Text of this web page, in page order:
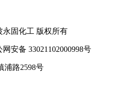
永固化工 版权所有
网安备 33021102000998号
浦路2598号